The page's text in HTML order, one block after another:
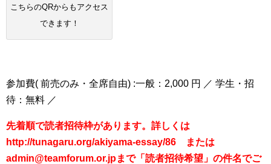
こちらのQRからもアクセス
できます！
参加費( 前売のみ・全席自由) :一般：2,000 円 ／ 学生・招
待：無料 ／
先着順で読者招待枠があります。詳しくは
http://tunagaru.org/akiyama-essay/86 または
admin@teamforum.or.jpまで「読者招待希望」の件名でご